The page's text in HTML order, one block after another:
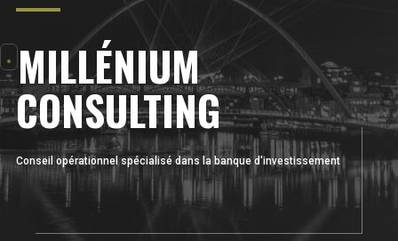
Scroll
MILLÉNIUM
CONSULTING
Conseil opérationnel spécialisé dans la banque d'investissement